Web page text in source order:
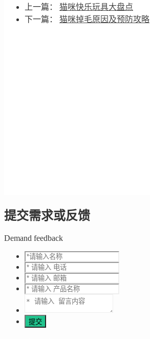
上一篇： 猫咪快乐玩具大盘点
下一篇： 猫咪掉毛原因及预防攻略
提交需求或反馈
Demand feedback